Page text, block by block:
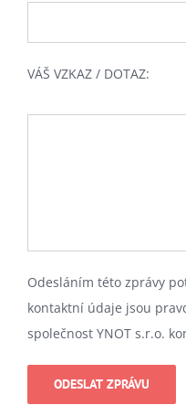
VÁŠ VZKAZ / DOTAZ:
Ponechte toto pole
Odesláním této zprávy
kontaktní údaje jsou
společnost YNOT s.r.o.